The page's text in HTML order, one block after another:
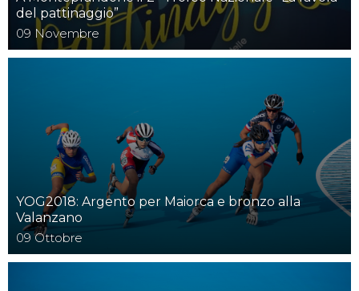
del pattinaggio”
09 Novembre
YOG2018: Argento per Maiorca e bronzo alla
Valanzano
09 Ottobre